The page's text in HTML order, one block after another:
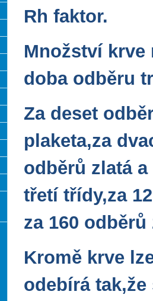
Rh faktor.
Množství krve
doba odběru
Za deset
plaketa,za
odběrů zlatá
třetí třídy,za
za 160
Kromě krve
odebírá tak,že